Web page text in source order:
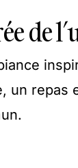
de
un repas